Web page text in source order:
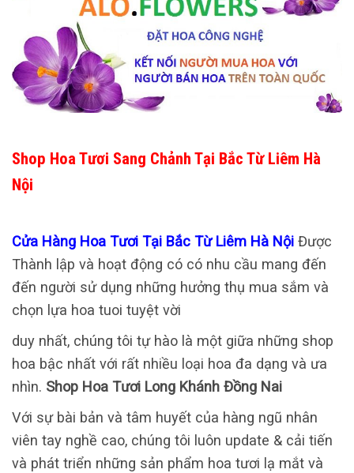
Shop Hoa Tươi Sang Chảnh Tại Bắc Từ Liêm Hà
Nội
Cửa Hàng Hoa Tươi Tại Bắc Từ Liêm Hà Nội Được
Thành lập và hoạt động có có nhu cầu mang đến
đến người sử dụng những hưởng thụ mua sắm và
chọn lựa hoa tuoi tuyệt vời
duy nhất, chúng tôi tự hào là một giữa những shop
hoa bậc nhất với rất nhiều loại hoa đa dạng và ưa
nhìn. Shop Hoa Tươi Long Khánh Đồng Nai
Với sự bài bản và tâm huyết của hàng ngũ nhân
viên tay nghề cao, chúng tôi luôn update & cải tiến
và phát triển những sản phẩm hoa tươi lạ mắt và